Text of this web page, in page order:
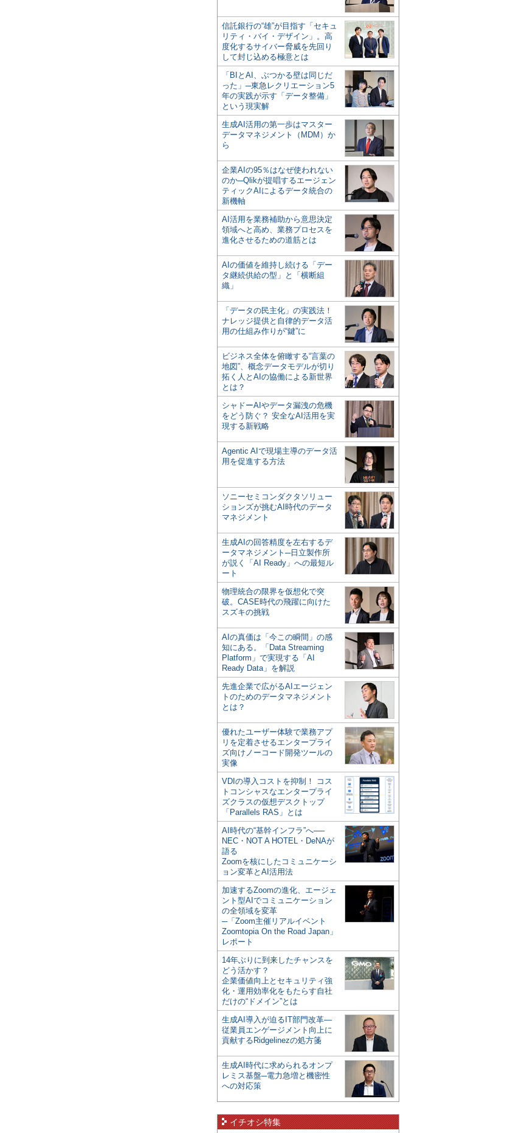
信託銀行の“雄”が目指す「セキュ
リティ・バイ・デザイン」。高
度化するサイバー脅威を先回り
して封じ込める極意とは
「BIとAI、ぶつかる壁は同じだ
った」─東急レクリエーション5
年の実践が示す「データ整備」
という現実解
生成AI活用の第一歩はマスター
データマネジメント（MDM）か
ら
企業AIの95％はなぜ使われない
のか─Qlikが提唱するエージェン
ティックAIによるデータ統合の
新機軸
AI活用を業務補助から意思決定
領域へと高め、業務プロセスを
進化させるための道筋とは
AIの価値を維持し続ける「デー
タ継続供給の型」と「横断組
織」
「データの民主化」の実践法！
ナレッジ提供と自律的データ活
用の仕組み作りが“鍵”に
ビジネス全体を俯瞰する“言葉の
地図”、概念データモデルが切り
拓く人とAIの協働による新世界
とは？
シャドーAIやデータ漏洩の危機
をどう防ぐ？ 安全なAI活用を実
現する新戦略
Agentic AIで現場主導のデータ活
用を促進する方法
ソニーセミコンダクタソリュー
ションズが挑むAI時代のデータ
マネジメント
生成AIの回答精度を左右するデ
ータマネジメント─日立製作所
が説く「AI Ready」への最短ル
ート
物理統合の限界を仮想化で突
破。CASE時代の飛躍に向けた
スズキの挑戦
AIの真価は「今この瞬間」の感
知にある。「Data Streaming
Platform」で実現する「AI
Ready Data」を解説
先進企業で広がるAIエージェン
トのためのデータマネジメント
とは？
優れたユーザー体験で業務アプ
リを定着させるエンタープライ
ズ向けノーコード開発ツールの
実像
VDIの導入コストを抑制！ コス
トコンシャスなエンタープライ
ズクラスの仮想デスクトップ
「Parallels RAS」とは
AI時代の“基幹インフラ”へ──
NEC・NOT A HOTEL・DeNAが
語る
Zoomを核にしたコミュニケーシ
ョン変革とAI活用法
加速するZoomの進化、エージェ
ント型AIでコミュニケーション
の全領域を変革
─「Zoom主催リアルイベント
Zoomtopia On the Road Japan」
レポート
14年ぶりに到来したチャンスを
どう活かす？
企業価値向上とセキュリティ強
化・運用効率化をもたらす自社
だけの“ドメイン”とは
生成AI導入が迫るIT部門改革―
従業員エンゲージメント向上に
貢献するRidgelinezの処方箋
生成AI時代に求められるオンプ
レミス基盤─電力急増と機密性
への対応策
イチオシ特集